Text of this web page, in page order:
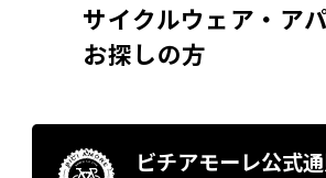
サイクルウェア・ア
お探しの方
ビチアモーレ公式